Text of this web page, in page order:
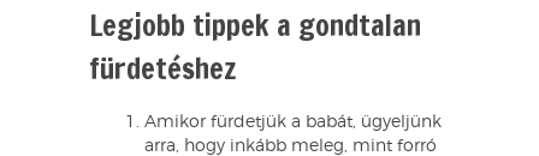
Legjobb tippek a gondtalan
fürdetéshez
Amikor fürdetjük a babát, ügyeljünk
arra, hogy inkább meleg, mint forró